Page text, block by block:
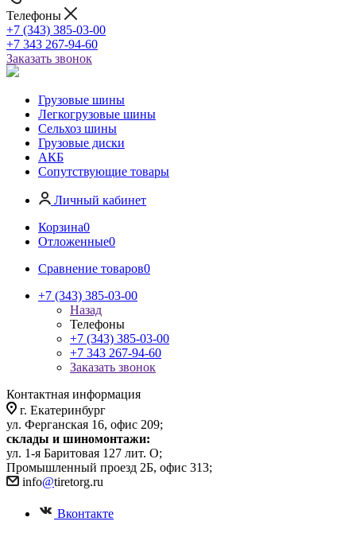
Телефоны
+7 (343) 385-03-00
+7 343 267-94-60
Заказать звонок
Грузовые шины
Легкогрузовые шины
Сельхоз шины
Грузовые диски
АКБ
Сопутствующие товары
Личный кабинет
Корзина0
Отложенные0
Сравнение товаров0
+7 (343) 385-03-00
Назад
Телефоны
+7 (343) 385-03-00
+7 343 267-94-60
Заказать звонок
Контактная информация
г. Екатеринбург
ул. Ферганская 16, офис 209;
склады и шиномонтажи:
ул. 1-я Баритовая 127 лит. О;
Промышленный проезд 2Б, офис 313;
info@tiretorg.ru
Вконтакте